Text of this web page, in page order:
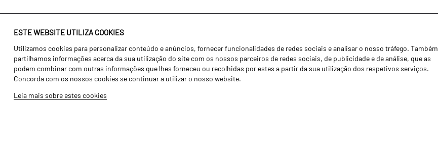
ESTE WEBSITE UTILIZA COOKIES
Utilizamos cookies para personalizar conteúdo e anúncios, fornecer funcionalidades de redes sociais e analisar o nosso tráfego. Também
partilhamos informações acerca da sua utilização do site com os nossos parceiros de redes sociais, de publicidade e de análise, que as
podem combinar com outras informações que lhes forneceu ou recolhidas por estes a partir da sua utilização dos respetivos serviços.
Concorda com os nossos cookies se continuar a utilizar o nosso website.
Leia mais sobre estes cookies
Identidade
História
Fábrica / Produção
Recursos Humanos
Agricultura
Transportes
Gama Floresta
Notícias
Concessionários